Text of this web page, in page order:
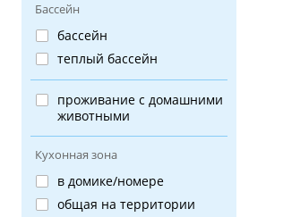
Бассейн
бассейн
теплый бассейн
проживание с домашними
животными
Кухонная зона
в домике/номере
общая на территории